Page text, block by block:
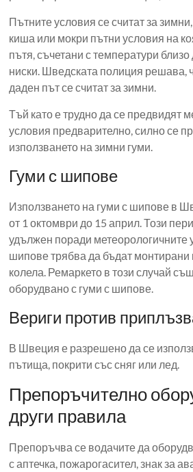
Пътните условия се считат за
киша или мокри пътни условия на
пътя, съчетани с температури
ниски. Шведската полиция решава,
даден път се считат за зимни.
Тъй като е трудно да се предвидят
условия предварително, силно се
използването на зимни гуми.
Гуми с шипове
Използването на гуми с шипове в
от 1 октомври до 15 април. Този
удължен поради метеорологичните
шипове трябва да бъдат монтирани
колела. Ремаркето в този случай
оборудвано с гуми с шипове.
Вериги против
В Швеция е разрешено да се
пътища, покрити със сняг или лед.
Препоръчително
други правила
Препоръчва се водачите да
с аптечка, пожарогасител, знак за